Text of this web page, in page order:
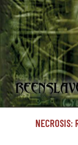
NECROSIS: